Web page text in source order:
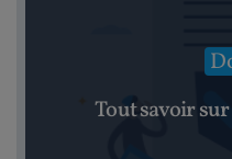
Tout savoir